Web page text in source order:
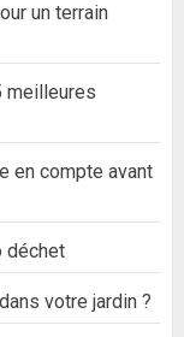
un terrain
meilleures
en compte avant
déchet
votre jardin ?